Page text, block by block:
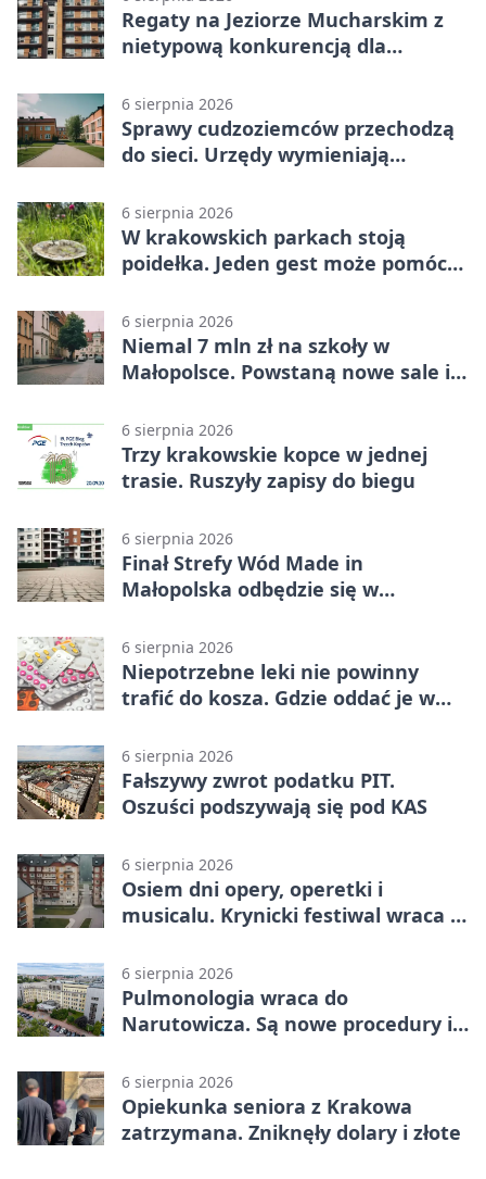
Regaty na Jeziorze Mucharskim z
nietypową konkurencją dla
6 sierpnia 2026
Sprawy cudzoziemców przechodzą
do sieci. Urzędy wymieniają
6 sierpnia 2026
W krakowskich parkach stoją
poidełka. Jeden gest może pomóc
6 sierpnia 2026
Niemal 7 mln zł na szkoły w
Małopolsce. Powstaną nowe sale i
6 sierpnia 2026
Trzy krakowskie kopce w jednej
trasie. Ruszyły zapisy do biegu
6 sierpnia 2026
Finał Strefy Wód Made in
Małopolska odbędzie się w
6 sierpnia 2026
Niepotrzebne leki nie powinny
trafić do kosza. Gdzie oddać je w
6 sierpnia 2026
Fałszywy zwrot podatku PIT.
Oszuści podszywają się pod KAS
6 sierpnia 2026
Osiem dni opery, operetki i
musicalu. Krynicki festiwal wraca z
6 sierpnia 2026
Pulmonologia wraca do
Narutowicza. Są nowe procedury i
6 sierpnia 2026
Opiekunka seniora z Krakowa
zatrzymana. Zniknęły dolary i złote